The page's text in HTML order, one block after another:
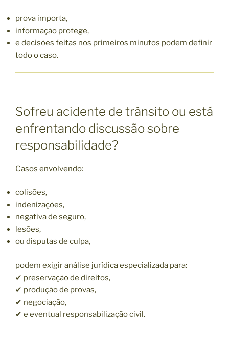
prova importa,
informação protege,
e decisões feitas nos primeiros minutos podem definir
todo o caso.
Sofreu acidente de trânsito ou está
enfrentando discussão sobre
responsabilidade?
Casos envolvendo:
colisões,
indenizações,
negativa de seguro,
lesões,
ou disputas de culpa,
podem exigir análise jurídica especializada para:
✔ preservação de direitos,
✔ produção de provas,
✔ negociação,
✔ e eventual responsabilização civil.